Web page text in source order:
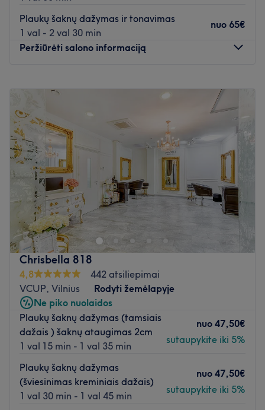
Plaukų šaknų dažymas ir tonavimas
1 val - 2 val 30 min
nuo 65€
Peržiūrėti salono informaciją
Antradienis
20:00
20:00
Ketvirtadienis
Penktadienis
10:00–20:00
Šeštadienis
18:00
Sekmadienis
Uždaryta
Nudžiuginkite save nauja šukuosena po apsilankymo
salone Ta DAM, kuris yra įsikūręs Vilniuje. Plaukų
kirpimas, plaukų tonavimas ir kirpčiukų kirpimas - tai tik
kelios šio puikaus salono siūlomų paslaugų.
Artimiausias viešasis transportas:
Saloną galima pasiekti autobusais: 3G, 3G_A, 4G, 30,
43, 56, 63, 88, 89 bei troleibusais: 9, 19 (st. Europos
aikštė).
Komanda:
Puiki ir atidi specialistė, užtikrinanti, kad klientai gautų
tik kokybiškai atliktas paslaugas.
Kas mums patinka:
Chrisbella 818
4,8
442 atsiliepimai
VCUP, Vilnius
Rodyti žemėlapyje
Ne piko nuolaidos
Plaukų šaknų dažymas (tamsiais
dažais ) šaknų ataugimas 2cm
1 val 15 min - 1 val 35 min
nuo 47,50€
sutaupykite iki 5%
Plaukų šaknų dažymas
(šviesinimas kreminiais dažais)
1 val 30 min - 1 val 45 min
nuo 47,50€
sutaupykite iki 5%